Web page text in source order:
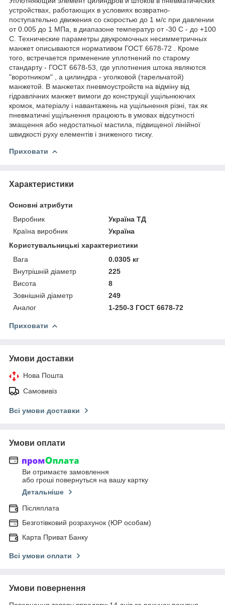
устройствах, работающих в условиях возвратно-
поступательно движения со скоростью до 1 м/с при давлении
от 0.005 до 1 МПа, в диапазоне температур от -30 С - до +100
С. Технические параметры двукромочных несимметричных
манжет описываются нормативом ГОСТ 6678-72 . Кроме
того, встречается применение уплотнений по старому
стандарту - ГОСТ 6678-53, где уплотнения штока являются
"воротником" , а цилиндра - уголковой (тарельчатой)
манжетой. В манжетах пневмоустройств на відміну від
гідравлічних манжет вимоги до конструкції ущільнюючих
кромок, матеріалу і навантажень на ущільнення різні, так як
пневматичні ущільнення працюють в умовах відсутності
змащення або недостатньої мастила, підвищеної лінійної
швидкості руху елементів і зниженого тиску.
Приховати
Характеристики
Основні атрибути
Виробник
Україна ТД
Країна виробник
Україна
Користувальницькі характеристики
Вага
0.0305 кг
Внутрішній діаметр
225
Висота
8
Зовнішній діаметр
249
Аналог
1-250-3 ГОСТ 6678-72
Приховати
Умови доставки
Нова Пошта
Самовивіз
Всі умови доставки
Умови оплати
Ви отримаєте замовлення
або гроші повернуться на вашу картку
Детальніше
Післяплата
Безготівковий розрахунок (ЮР особам)
Карта Приват Банку
Всі умови оплати
Умови повернення